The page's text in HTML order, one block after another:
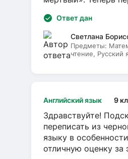
Ответ дан
Светлана
Предметы:
чтение, Русский
Английский язык 9
Здравствуйте!
переписать из
языку в
отличную оценку